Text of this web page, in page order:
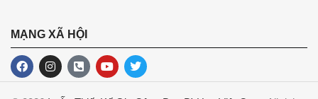
MẠNG XÃ HỘI